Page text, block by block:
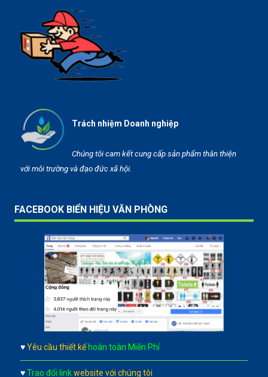
Trách nhiệm Doanh nghiệp
Chúng tôi cam kết cung cấp sản phẩm thân thiện
với môi trường và đạo đức xã hội.
FACEBOOK BIỂN HIỆU VĂN PHÒNG
♥ Yêu cầu thiết kế hoàn toàn Miễn Phí
♥ Trao đổi link website với chúng tôi